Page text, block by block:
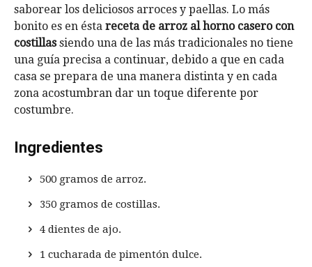
saborear los deliciosos arroces y paellas. Lo más
bonito es en ésta receta de arroz al horno casero con
costillassiendo una de las más tradicionales no tiene
una guía precisa a continuar, debido a que en cada
casa se prepara de una manera distinta y en cada
zona acostumbran dar un toque diferente por
costumbre.
Ingredientes
500 gramos de arroz.
350 gramos de costillas.
4 dientes de ajo.
1 cucharada de pimentón dulce.